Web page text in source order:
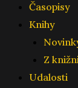
Časopisy
Knihy
Z
Udalosti